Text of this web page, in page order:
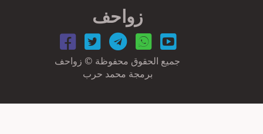
زواحف
جميع الحقوق محفوظة © زواحف
برمجة محمد حرب